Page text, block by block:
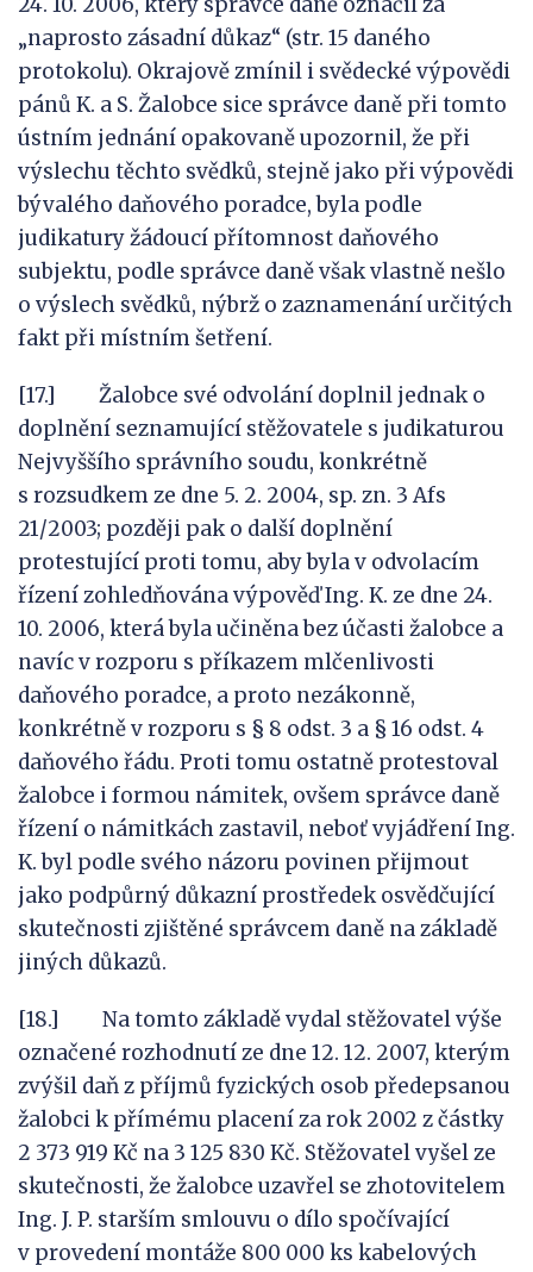
„naprosto zásadní důkaz“ (str. 15 daného
protokolu). Okrajově zmínil i svědecké výpovědi
pánů K. a S. Žalobce sice správce daně při tomto
ústním jednání opakovaně upozornil, že při
výslechu těchto svědků, stejně jako při výpovědi
bývalého daňového poradce, byla podle
judikatury žádoucí přítomnost daňového
subjektu, podle správce daně však vlastně nešlo
o výslech svědků, nýbrž o zaznamenání určitých
fakt při místním šetření.
[17.] Žalobce své odvolání doplnil jednak o
doplnění seznamující stěžovatele s judikaturou
Nejvyššího správního soudu, konkrétně
s rozsudkem ze dne 5. 2. 2004, sp. zn. 3 Afs
21/2003; později pak o další doplnění
protestující proti tomu, aby byla v odvolacím
řízení zohledňována výpověď Ing. K. ze dne 24.
10. 2006, která byla učiněna bez účasti žalobce a
navíc v rozporu s příkazem mlčenlivosti
daňového poradce, a proto nezákonně,
konkrétně v rozporu s § 8 odst. 3 a § 16 odst. 4
daňového řádu. Proti tomu ostatně protestoval
žalobce i formou námitek, ovšem správce daně
řízení o námitkách zastavil, neboť vyjádření Ing.
K. byl podle svého názoru povinen přijmout
jako podpůrný důkazní prostředek osvědčující
skutečnosti zjištěné správcem daně na základě
jiných důkazů.
[18.] Na tomto základě vydal stěžovatel výše
označené rozhodnutí ze dne 12. 12. 2007, kterým
zvýšil daň z příjmů fyzických osob předepsanou
žalobci k přímému placení za rok 2002 z částky
2 373 919 Kč na 3 125 830 Kč. Stěžovatel vyšel ze
skutečnosti, že žalobce uzavřel se zhotovitelem
Ing. J. P. starším smlouvu o dílo spočívající
v provedení montáže 800 000 ks kabelových